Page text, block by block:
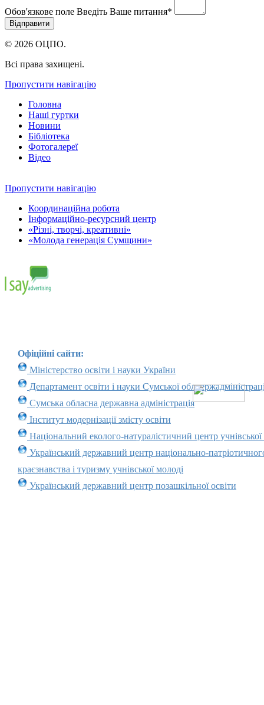
Обов'язкове поле Введіть Ваше питання*
© 2026 ОЦПО.
Всі права захищені.
Пропустити навігацію
Головна
Наші гуртки
Новини
Бібліотека
Фотогалереї
Відео
Пропустити навігацію
Координаційна робота
Інформаційно-ресурсний центр
«Різні, творчі, креативні»
«Молода генерація Сумщини»
Офіційні сайти:
Міністерство освіти і науки України
Департамент освіти і науки Сумської
Сумська обласна державна адміністрація
Інститут модернізації змісту освіти
Національний еколого-натуралістичний центр учнівської
Український державний центр національно-
краєзнавства і туризму учнівської молоді
Український державний центр позашкільної освіти